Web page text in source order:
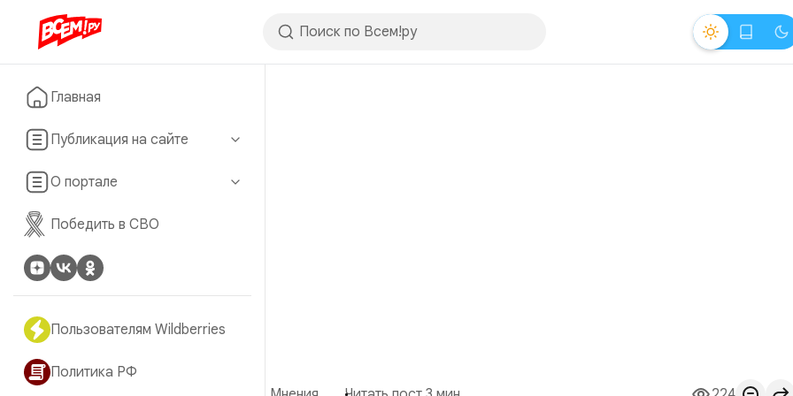
Главная
Публикация на сайте
О портале
Победить в СВО
Пользователям Wildberries
Политика РФ